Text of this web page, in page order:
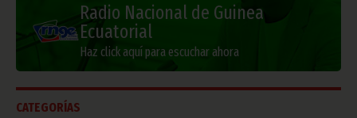
Radio Nacional de Guinea
Ecuatorial
Haz click aquí para escuchar ahora
CATEGORÍAS